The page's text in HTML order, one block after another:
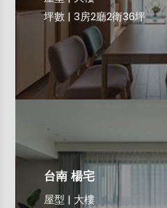
坪數 | 3房2廳2衛36坪
台南 楊宅
屋型 | 大樓